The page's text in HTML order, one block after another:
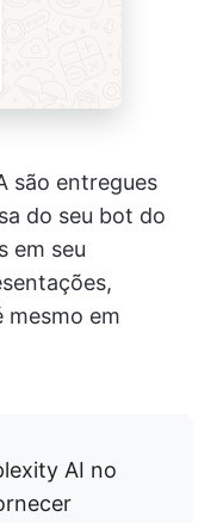
são entregues
do seu bot do
em seu
mesmo em
AI no